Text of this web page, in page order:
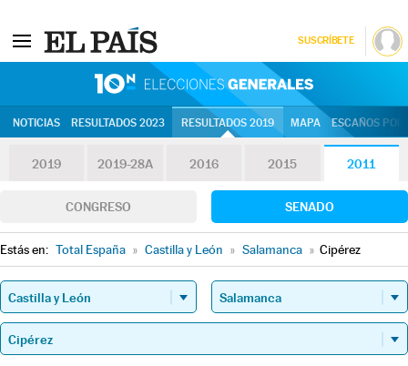
SUSCRÍBETE
NOTICIAS RESULTADOS 2023 RESULTADOS 2019 MAPA ESCAÑOS
2019 2019-28A 2016 2015 2011
CONGRESO SENADO
Estás en: Total España » Castilla y León » Salamanca » Cipérez